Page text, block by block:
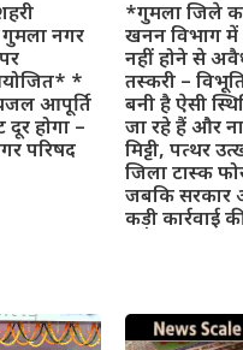
गुमला नगर
*
आपूर्ति
होगा –
परिषद
*गुमला जिले
खनन विभाग में
नहीं होने से
तस्करी –
बनी है ऐसी
जा रहे हैं और
मिट्टी, पत्थर
जिला टास्क
जबकि सरकार
कड़ी कार्रवाई